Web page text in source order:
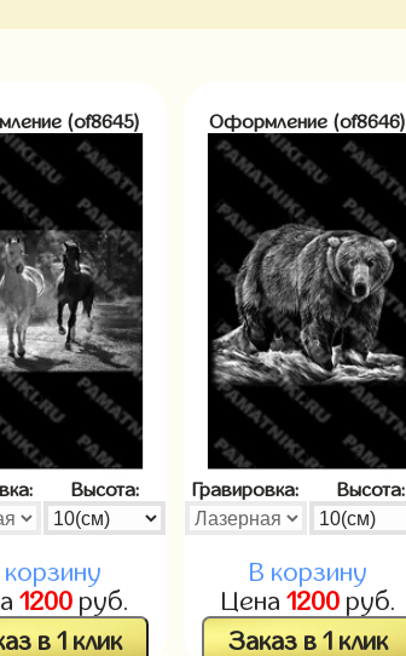
(of8645)
Высота:
корзину
1200 руб.
в 1 клик
Оформление (of8646)
Гравировка: Высота:
В корзину
Цена 1200руб.
Заказ в 1 клик